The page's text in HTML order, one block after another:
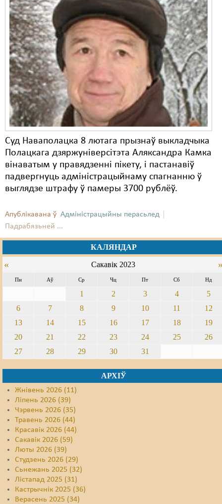
Суд Наваполацка 8 лютага прызнаў выкладчыка
Полацкага дзяржуніверсітэта Аляксандра Камка
вінаватым у правядзенні пікету, і пастанавіў
падвергнуць адміністрацыйнаму спагнанню ў
выглядзе штрафу ў памеры 3700 рублёў.
Апублікавана ў Адміністрацыйны перасьлед
Падрабязьней ...
КАЛЯНДАР
« Сакавік 2023
Пн Аў Ср Чц Пт Сб Нд
1 2 3 4
5
6
7 8 9 10 11
12
13
14 15 16 17 18
19
20
21 22 23 24 25
26
27
28 29 30 31
АРХІЎ
Жнівень 2026 (11)
Ліпень 2026 (39)
Чэрвень 2026 (35)
Травень 2026 (44)
Красавік 2026 (44)
Сакавік 2026 (59)
Люты 2026 (39)
Студзень 2026 (29)
Сьнежань 2025 (32)
Лістапад 2025 (31)
Кастрычнік 2025 (36)
Верасень 2025 (34)
Свабода сумленьня
Суд
Сьмяротнае пакараньне
Экалёгія
Правы працоўных
Сацыяльныя правы